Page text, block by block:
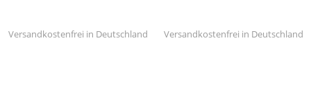
Versandkostenfrei in Deutschland Versandkostenfrei in Deutschland